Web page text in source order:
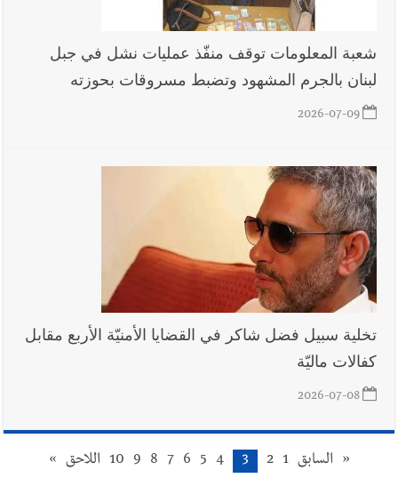
شعبة المعلومات توقف منفّذ عمليات نشل في جبل
لبنان بالجرم المشهود وتضبط مسروقات بحوزته
2026-07-09
تخلية سبيل فضل شاكر في القضايا الأمنيّة الأربع مقابل
كفالات ماليّة
2026-07-08
« السابق 1
2
3
4
5
6
7
8
9
10 اللاحق »